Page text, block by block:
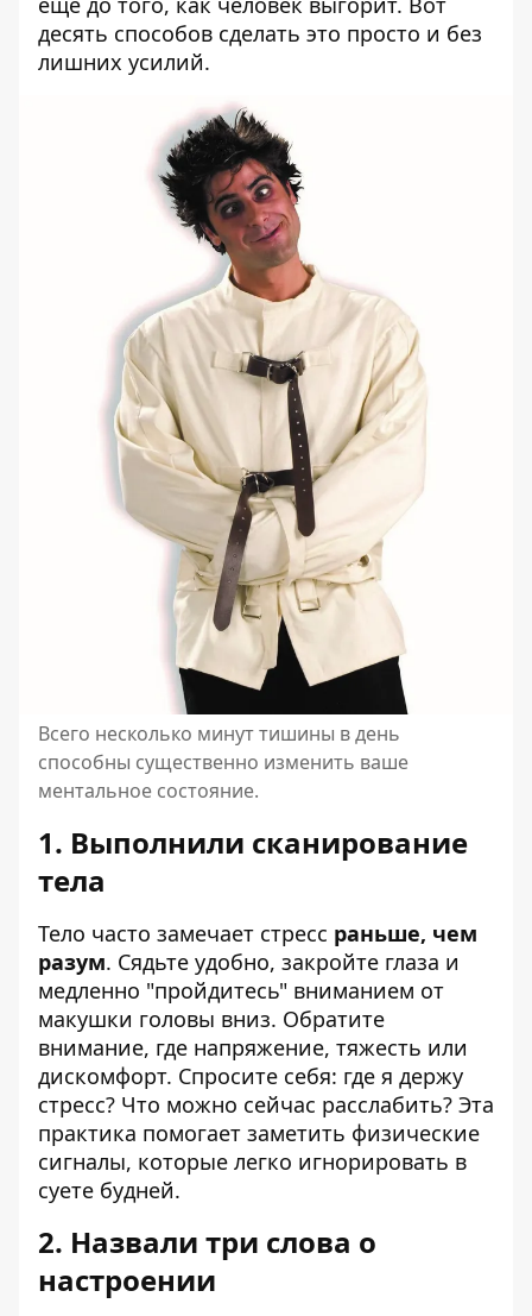
десять способов сделать это просто и без
лишних усилий.
Всего несколько минут тишины в день
способны существенно изменить ваше
ментальное состояние.
1. Выполнили сканирование
тела
Тело часто замечает стресс раньше, чем
разум. Сядьте удобно, закройте глаза и
медленно "пройдитесь" вниманием от
макушки головы вниз. Обратите
внимание, где напряжение, тяжесть или
дискомфорт. Спросите себя: где я держу
стресс? Что можно сейчас расслабить? Эта
практика помогает заметить физические
сигналы, которые легко игнорировать в
суете будней.
2. Назвали три слова о
настроении